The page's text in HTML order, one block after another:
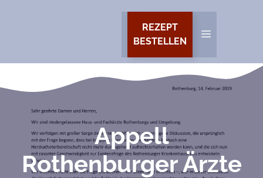
REZEPT
BESTELLEN
MENÜ
Appell
Rothenburger Ärzte